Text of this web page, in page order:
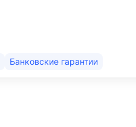
Банковские гарантии